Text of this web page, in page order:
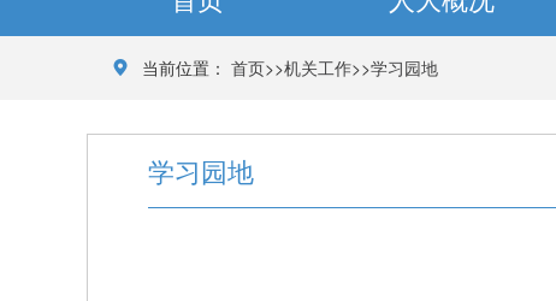
 当前位置： 首页>>机关工作>>学习园地
学习园地